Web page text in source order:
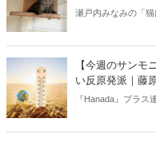
瀬戸内みなみの「
【今週のサンモ
い反原発派｜藤
『Hanada』プラス